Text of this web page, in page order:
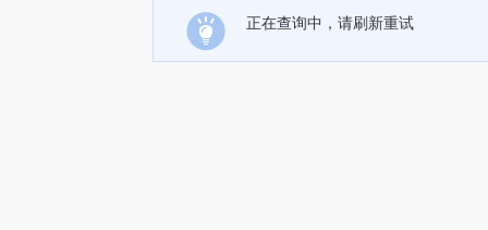
正在查询中，请刷新重试